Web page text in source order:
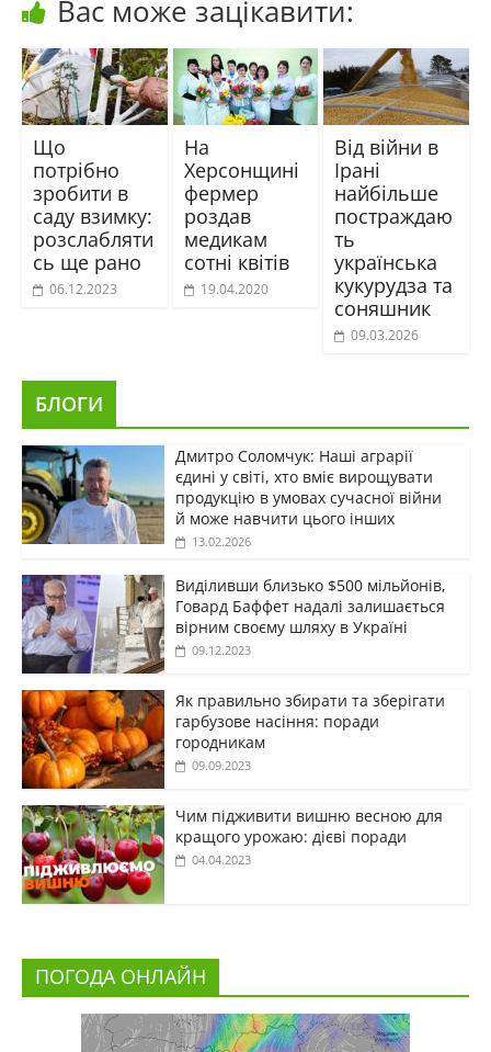
Вас може зацікавити:
Що
потрібно
зробити в
саду взимку:
розслабляти
сь ще рано
06.12.2023
На
Херсонщині
фермер
роздав
медикам
сотні квітів
19.04.2020
Від війни в
Ірані
найбільше
постраждаю
ть
українська
кукурудза та
соняшник
09.03.2026
БЛОГИ
Дмитро Соломчук: Наші аграрії
єдині у світі, хто вміє вирощувати
продукцію в умовах сучасної війни
й може навчити цього інших
13.02.2026
Виділивши близько $500 мільйонів,
Говард Баффет надалі залишається
вірним своєму шляху в Україні
09.12.2023
Як правильно збирати та зберігати
гарбузове насіння: поради
городникам
09.09.2023
Чим підживити вишню весною для
кращого урожаю: дієві поради
04.04.2023
ПОГОДА ОНЛАЙН